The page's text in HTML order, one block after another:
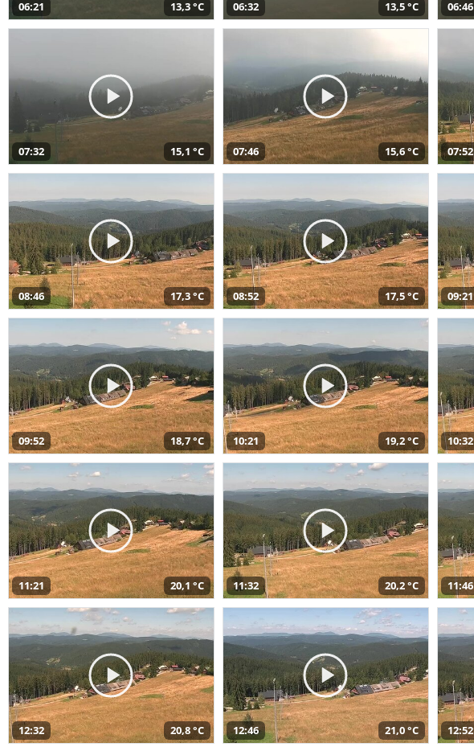
06:21 13,3 °C 06:32 13,5 °C 06:46
07:32 15,1 °C 07:46 15,6 °C 07:52
08:46 17,3 °C 08:52 17,5 °C 09:21
09:52 18,7 °C 10:21 19,2 °C 10:32
11:21 20,1 °C 11:32 20,2 °C 11:46
12:32 20,8 °C 12:46 21,0 °C 12:52